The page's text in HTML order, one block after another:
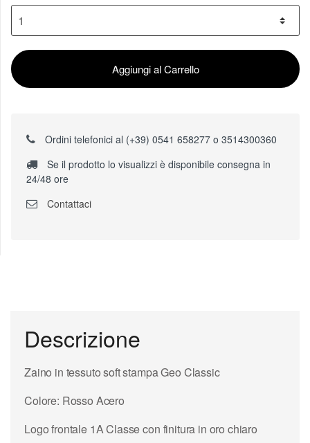
Aggiungi al Carrello
Ordini telefonici al (+39) 0541 658277 o 3514300360
Se il prodotto lo visualizzi è disponibile consegna in
24/48 ore
Contattaci
Descrizione
Zaino in tessuto soft stampa Geo Classic
Colore: Rosso Acero
Logo frontale 1A Classe con finitura in oro chiaro